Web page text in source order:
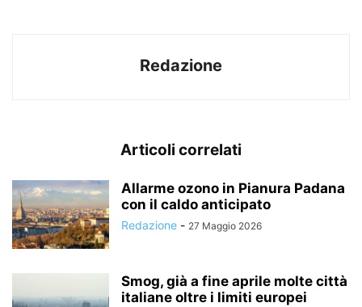
Redazione
Articoli correlati
Allarme ozono in Pianura Padana
con il caldo anticipato
Redazione - 27 Maggio 2026
Smog, già a fine aprile molte città
italiane oltre i limiti europei